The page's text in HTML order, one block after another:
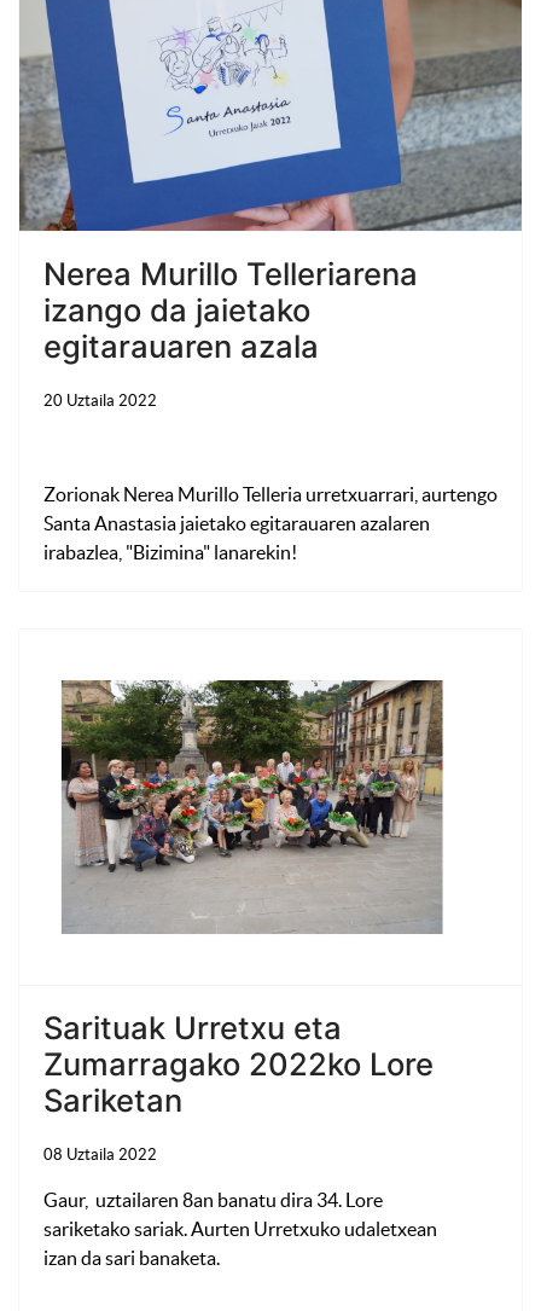
Nerea Murillo Telleriarena
izango da jaietako
egitarauaren azala
20 Uztaila 2022
Zorionak Nerea Murillo Telleria urretxuarrari, aurtengo
Santa Anastasia jaietako egitarauaren azalaren
irabazlea, "Bizimina" lanarekin!
Sarituak Urretxu eta
Zumarragako 2022ko Lore
Sariketan
08 Uztaila 2022
Gaur, uztailaren 8an banatu dira 34. Lore
sariketako sariak. Aurten Urretxuko udaletxean
izan da sari banaketa.